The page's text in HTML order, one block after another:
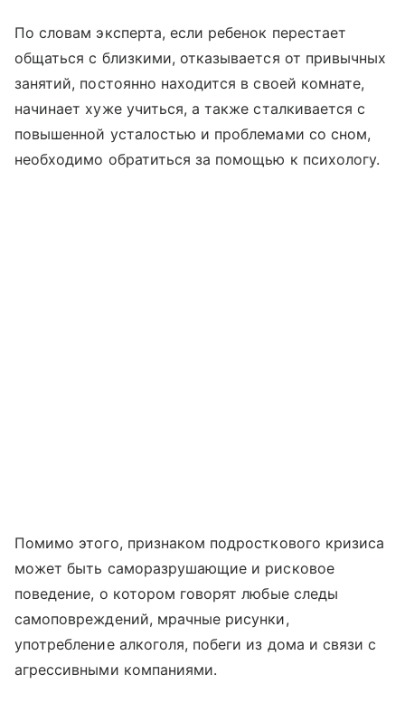
По словам эксперта, если ребенок перестает
общаться с близкими, отказывается от привычных
занятий, постоянно находится в своей комнате,
начинает хуже учиться, а также сталкивается с
повышенной усталостью и проблемами со сном,
необходимо обратиться за помощью к психологу.
Помимо этого, признаком подросткового кризиса
может быть саморазрушающие и рисковое
поведение, о котором говорят любые следы
самоповреждений, мрачные рисунки,
употребление алкоголя, побеги из дома и связи с
агрессивными компаниями.